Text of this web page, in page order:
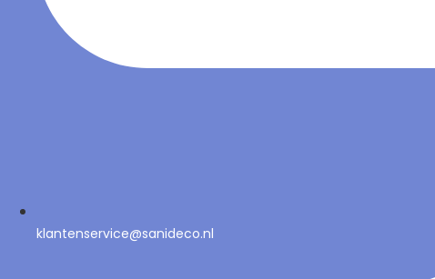
klantenservice@sanideco.nl